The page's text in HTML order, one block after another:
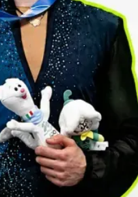
Есть
спорт.
то, на
С